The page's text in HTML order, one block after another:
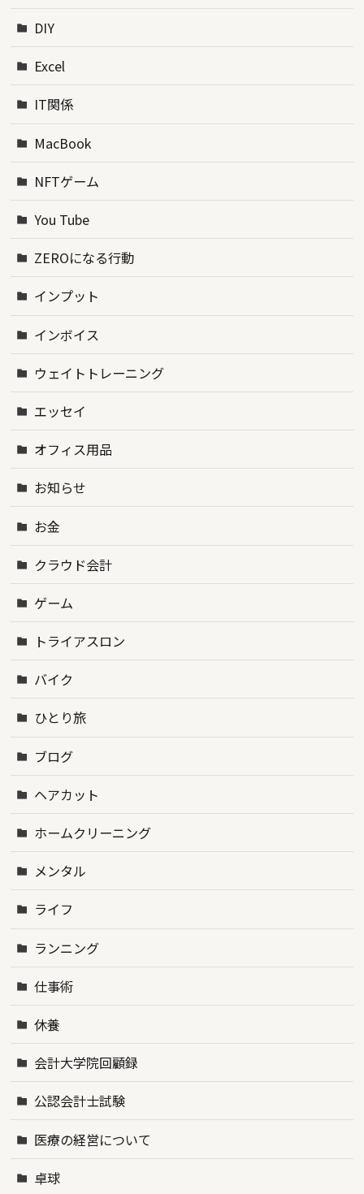
DIY
Excel
IT関係
MacBook
NFTゲーム
You Tube
ZEROになる行動
インプット
インボイス
ウェイトトレーニング
エッセイ
オフィス用品
お知らせ
お金
クラウド会計
ゲーム
トライアスロン
バイク
ひとり旅
ブログ
ヘアカット
ホームクリーニング
メンタル
ライフ
ランニング
仕事術
休養
会計大学院回顧録
公認会計士試験
医療の経営について
卓球